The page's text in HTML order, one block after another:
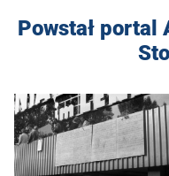
Powstał portal